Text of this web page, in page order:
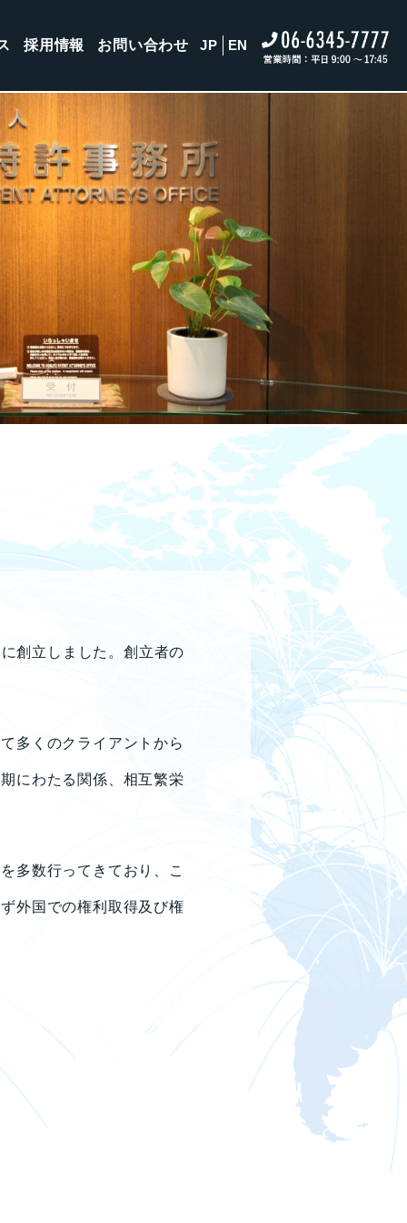
採用情報 お問い合わせ JP EN
創立しました。創立者の
多くのクライアントから
にわたる関係、相互繁栄
多数行ってきており、こ
外国での権利取得及び権